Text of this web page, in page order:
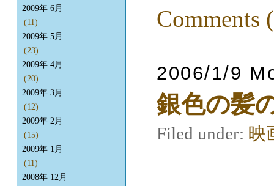
Comments
2006/1/9
銀色の髪
Filed under: 映
2009年 6月
(11)
2009年 5月
(23)
2009年 4月
(20)
2009年 3月
(12)
2009年 2月
(15)
2009年 1月
(11)
2008年 12月